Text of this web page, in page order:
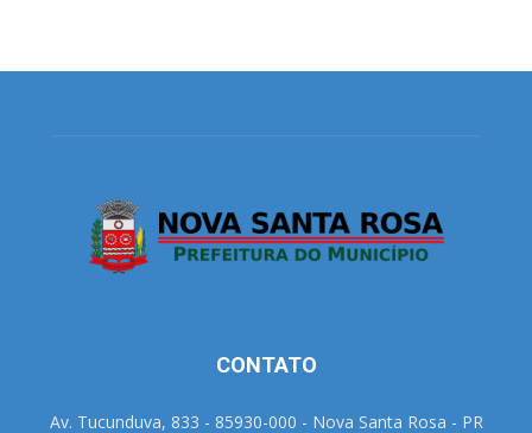
CONTATO
Av. Tucunduva, 833 - 85930-000 - Nova Santa Rosa - PR